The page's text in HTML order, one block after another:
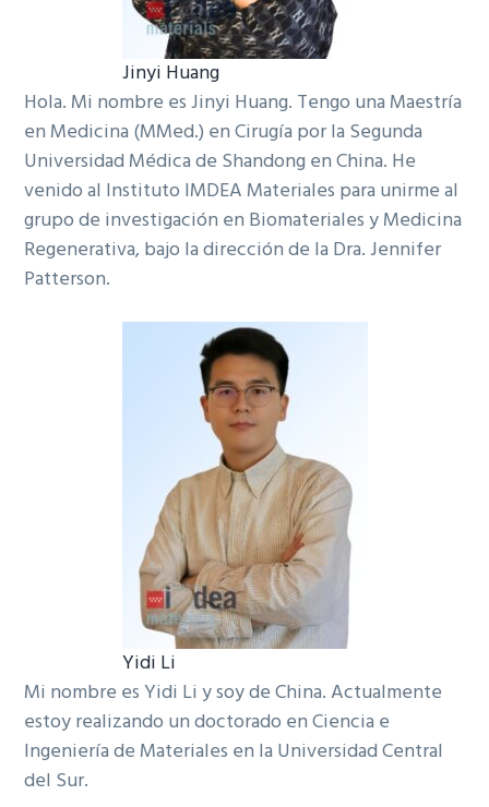
Jinyi Huang
Hola. Mi nombre es Jinyi Huang. Tengo una Maestría
en Medicina (MMed.) en Cirugía por la Segunda
Universidad Médica de Shandong en China. He
venido al Instituto IMDEA Materiales para unirme al
grupo de investigación en Biomateriales y Medicina
Regenerativa, bajo la dirección de la Dra. Jennifer
Patterson.
Yidi Li
Mi nombre es Yidi Li y soy de China. Actualmente
estoy realizando un doctorado en Ciencia e
Ingeniería de Materiales en la Universidad Central
del Sur.